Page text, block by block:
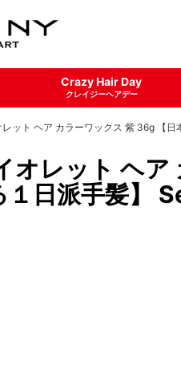
Crazy Hair Day
クレイジーヘアデー
ット ヘア カラーワックス 紫 36g 【
オレット ヘ
１日派手髪】